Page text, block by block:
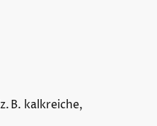
B. kalkreiche,